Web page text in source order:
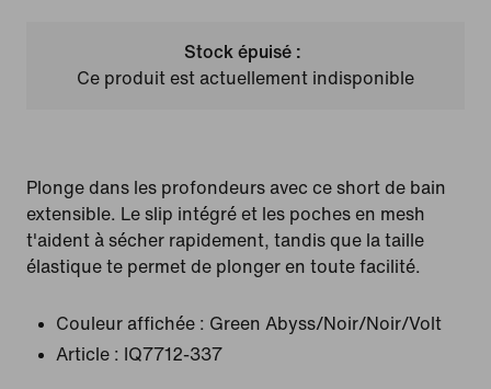
Stock épuisé :
Ce produit est actuellement indisponible
Plonge dans les profondeurs avec ce short de bain
extensible. Le slip intégré et les poches en mesh
t'aident à sécher rapidement, tandis que la taille
élastique te permet de plonger en toute facilité.
Couleur affichée : Green Abyss/Noir/Noir/Volt
Article :
IQ7712-337